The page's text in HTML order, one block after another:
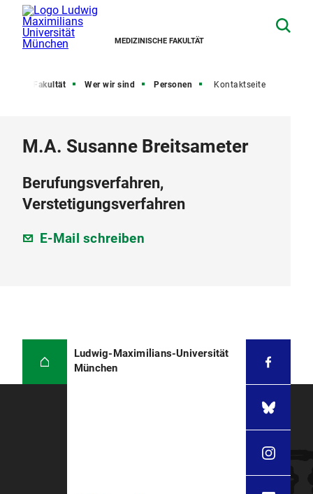
MEDIZINISCHE FAKULTÄT
Fakultät Wer wir sind Personen Kontaktseite
M.A. Susanne Breitsameter
Berufungsverfahren,
Verstetigungsverfahren
E-Mail schreiben
Ludwig-Maximilians-Universität
München